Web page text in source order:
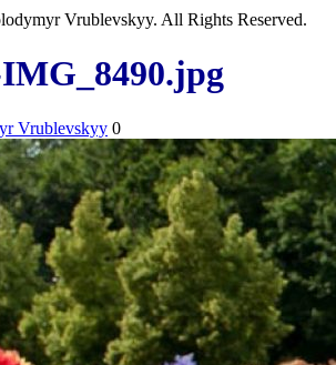
Vrublevskyy. All Rights Reserved.
IMG_8490.jpg
Vrublevskyy 0